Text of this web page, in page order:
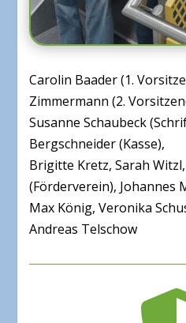
Carolin Baader (1.
Zimmermann (2.
Susanne Schaubeck
Bergschneider (Kasse),
Brigitte Kretz, Sarah
(Förderverein), Johannes
Max König, Veronika
Andreas Telschow